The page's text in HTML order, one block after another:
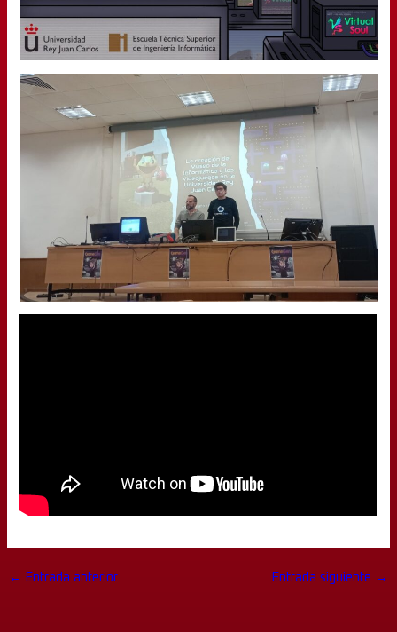
← Entrada anterior Entrada siguiente →